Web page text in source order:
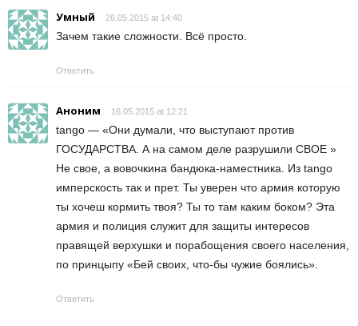
Умный 26.05.2015 at 14:40
Зачем такие сложности. Всё просто.
Ответить
Аноним 16.05.2015 at 12:21
tango — «Они думали, что выступают против
ГОСУДАРСТВА. А на самом деле разрушили СВОЕ »
Не свое, а вовочкина бандюка-наместника. Из tango
имперскость так и прет. Ты уверен что армия которую
ты хочеш кормить твоя? Ты то там каким боком? Эта
армия и полиция служит для защиты интересов
правящей верхушки и порабощения своего населения,
по принцыпу «Бей своих, что-бы чужие боялись».
Ответить